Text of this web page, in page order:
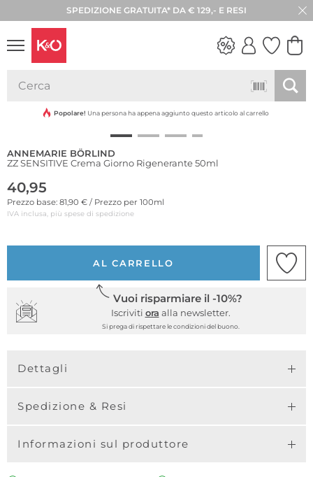
SPEDIZIONE GRATUITA* DA € 129,- E RESI
30 GIORNI DI RESO
VIBES
Sostenibile
Popolare! Una persona ha appena aggiunto questo articolo al carrello
ANNEMARIE BÖRLIND
ZZ SENSITIVE Crema Giorno Rigenerante 50ml
40,95
Prezzo base: 81,90 € / Prezzo per 100ml
IVA inclusa, più spese di spedizione
AL CARRELLO
Vuoi risparmiare il -10%?
Iscriviti ora alla newsletter.
Si prega di rispettare le condizioni del buono.
Dettagli
Spedizione & Resi
Informazioni sul produttore